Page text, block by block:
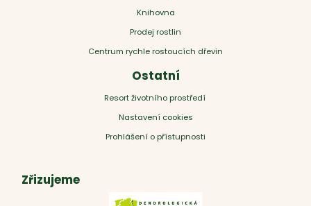
Knihovna
Prodej rostlin
Centrum rychle rostoucích dřevin
Ostatní
Resort životního prostředí
Nastavení cookies
Prohlášení o přístupnosti
Zřizujeme